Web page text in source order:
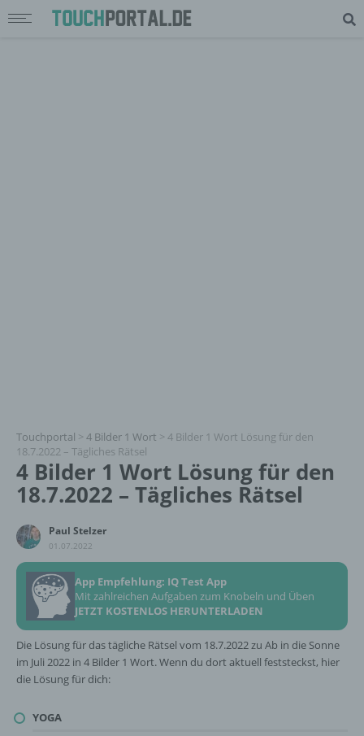
Touchportal > 4 Bilder 1 Wort > 4 Bilder 1 Wort Lösung für den
18.7.2022 – Tägliches Rätsel
4 Bilder 1 Wort Lösung für den
18.7.2022 – Tägliches Rätsel
Paul Stelzer
01.07.2022
App Empfehlung: IQ Test App
Mit zahlreichen Aufgaben zum Knobeln und Üben
JETZT KOSTENLOS HERUNTERLADEN
Die Lösung für das tägliche Rätsel vom 18.7.2022 zu Ab in die Sonne
im Juli 2022 in 4 Bilder 1 Wort. Wenn du dort aktuell feststeckst, hier
die Lösung für dich:
YOGA